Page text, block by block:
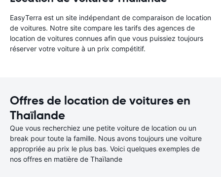
EasyTerra est un site indépendant de comparaison de location
de voitures. Notre site compare les tarifs des agences de
location de voitures connues afin que vous puissiez toujours
réserver votre voiture à un prix compétitif.
Offres de location de voitures en
Thaïlande
Que vous recherchiez une petite voiture de location ou un
break pour toute la famille. Nous avons toujours une voiture
appropriée au prix le plus bas. Voici quelques exemples de
nos offres en matière de Thaïlande